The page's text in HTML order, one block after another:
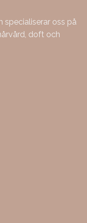
specialiserar oss på
doft och